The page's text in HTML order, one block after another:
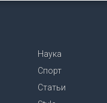
Наука
Спорт
Статьи